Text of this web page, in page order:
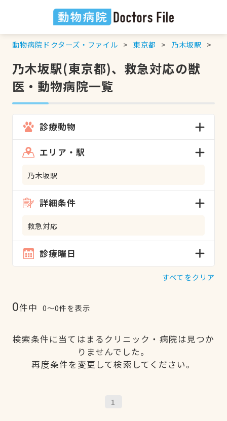
動物病院ドクターズ・ファイル 東京都 乃木坂駅
乃木坂駅(東京都)、救急対応の獣
医・動物病院一覧
診療動物
エリア・駅
乃木坂駅
詳細条件
救急対応
診療曜日
すべてをクリア
0件中 0〜0件を表示
検索条件に当てはまるクリニック・病院は見つか
りませんでした。
再度条件を変更して検索してください。
1